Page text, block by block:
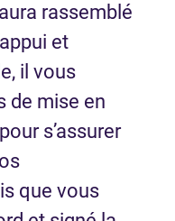
rassemblé
et
il vous
de mise en
s’assurer
que vous